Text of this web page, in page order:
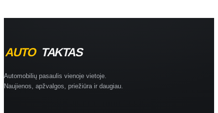
Automobilių pasaulis vienoje vietoje.
Naujienos, apžvalgos, priežiūra ir daugiau.